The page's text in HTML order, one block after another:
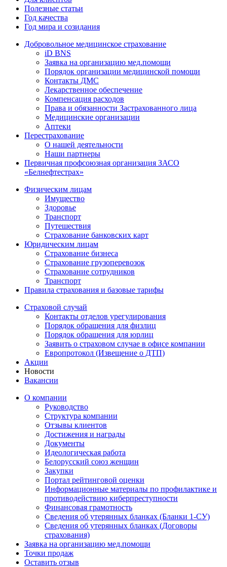
Полезные статьи
Год качества
Год мира и созидания
Добровольное медицинское страхование
iD BNS
Заявка на организацию мед.помощи
Порядок организации медицинской помощи
Контакты ДМС
Лекарственное обеспечение
Компенсация расходов
Права и обязанности Застрахованного лица
Медицинские организации
Аптеки
Перестрахование
О нашей деятельности
Наши партнеры
Первичная профсоюзная организация ЗАСО
«Белнефтестрах»
Физическим лицам
Имущество
Здоровье
Транспорт
Путешествия
Страхование банковских карт
Юридическим лицам
Страхование бизнеса
Страхование грузоперевозок
Страхование сотрудников
Транспорт
Правила страхования и базовые тарифы
Страховой случай
Контакты отделов урегулирования
Порядок обращения для физлиц
Порядок обращения для юрлиц
Заявить о страховом случае в офисе компании
Европротокол (Извещение о ДТП)
Акции
Новости
Вакансии
О компании
Руководство
Структура компании
Отзывы клиентов
Достижения и награды
Документы
Идеологическая работа
Белорусский союз женщин
Закупки
Портал рейтинговой оценки
Информационные материалы по профилактике и
противодействию киберпреступности
Финансовая грамотность
Сведения об утерянных бланках (Бланки 1-СУ)
Сведения об утерянных бланках (Договоры
страхования)
Заявка на организацию мед.помощи
Точки продаж
Оставить отзыв